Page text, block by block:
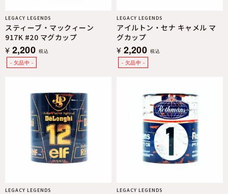
LEGACY LEGENDS
スティーブ・マックィーン
917K #20 マグカップ
¥ 2,200 税込
LEGACY LEGENDS
アイルトン・セナ キャメル マ
グカップ
¥ 2,200 税込
LEGACY LEGENDS LEGACY LEGENDS